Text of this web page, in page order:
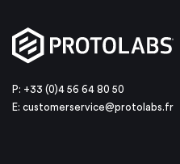
P: +33 (0)4 56 64 80 50
E: customerservice@protolabs.fr